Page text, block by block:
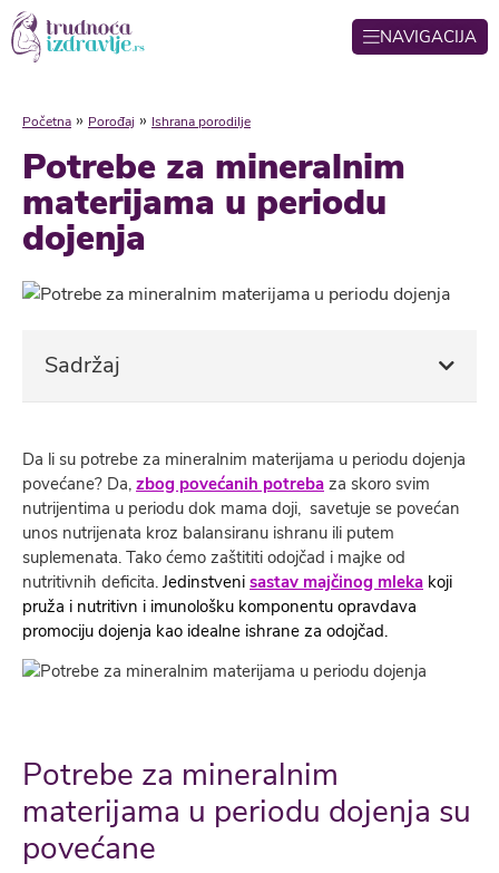
NAVIGACIJA
Početna » Porođaj » Ishrana porodilje
Potrebe za mineralnim
materijama u periodu
dojenja
Sadržaj
Da li su potrebe za mineralnim materijama u periodu dojenja
povećane? Da, zbog povećanih potreba za skoro svim
nutrijentima u periodu dok mama doji, savetuje se povećan
unos nutrijenata kroz balansiranu ishranu ili putem
suplemenata. Tako ćemo zaštititi odojčad i majke od
nutritivnih deficita. Jedinstveni sastav majčinog mleka koji
pruža i nutritivn i imunološku komponentu opravdava
promociju dojenja kao idealne ishrane za odojčad.
Potrebe za mineralnim
materijama u periodu dojenja su
povećane